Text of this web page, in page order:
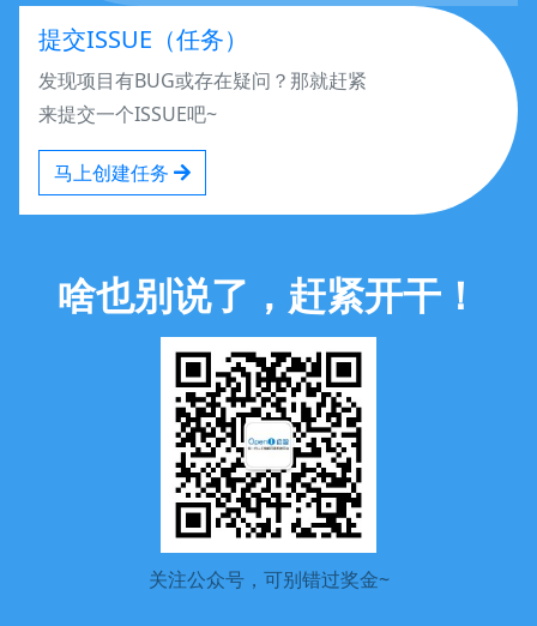
Josepyth
eyoke
wavelistent0me
SmartDriveMaker
基础打榜达人
yangcsu 基础打榜达人
基础打榜达人
提交ISSUE（任务）
发现项目有BUG或存在疑问？那就赶紧
来提交一个ISSUE吧~
马上创建任务
啥也别说了，赶紧开干！
关注公众号，可别错过奖金~